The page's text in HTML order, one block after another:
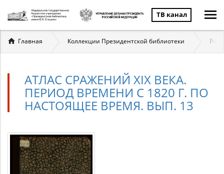
ТВ канал
Вы
здесь
Главная Коллекции Президентской библиотеки
АТЛАС СРАЖЕНИЙ XIX ВЕКА.
ПЕРИОД ВРЕМЕНИ С 1820 Г. ПО
НАСТОЯЩЕЕ ВРЕМЯ. ВЫП. 13